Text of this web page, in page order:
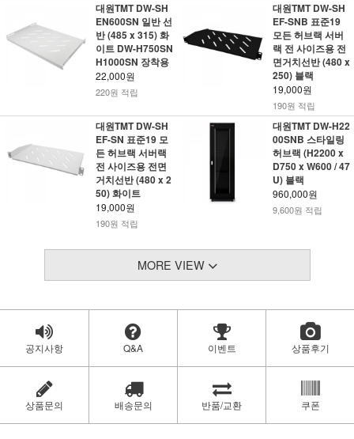
대원TMT DW-SH
EN600SN 일반 선
반 (485 x 315) 화
이트 DW-H750SN
H1000SN 장착용
22,000원
220원 적립
대원TMT DW-SH
EF-SNB 표준19
모든 허브랙 서버
랙 전 사이즈용 전
면거치선반 (480 x
250) 블랙
19,000원
190원 적립
대원TMT DW-SH
EF-SN 표준19 모
든 허브랙 서버랙
전 사이즈용 전면
거치선반 (480 x 2
50) 화이트
19,000원
190원 적립
대원TMT DW-H22
00SNB 스타일링
허브랙 (H2200 x
D750 x W600 / 47
U) 블랙
960,000원
9,600원 적립
MORE VIEW
공지사항 Q&A 이벤트 상품후기
상품문의 배송문의 반품/교환 쿠폰